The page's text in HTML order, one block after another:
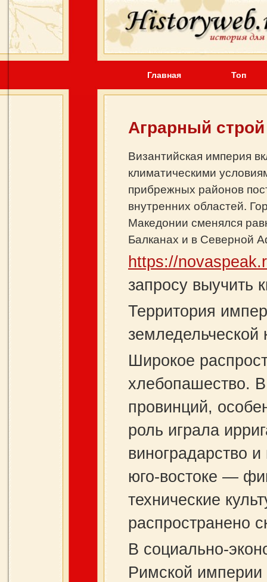
Главная Топ
Аграрный
Византийская империя
климатическими
прибрежных районов
внутренних областей.
Македонии сменялся
Балканах и в Северной
https://
запросу выучить
Территория
земледельческой
Широкое
хлебопашество. В
провинций,
роль играла
виноградарство
юго-востоке —
технические
распространено
В социально-
Римской